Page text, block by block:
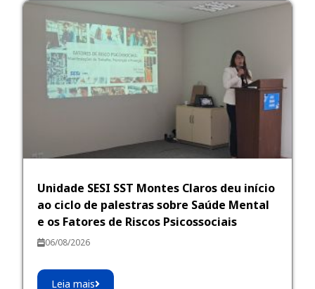
Unidade SESI SST Montes Claros deu início
ao ciclo de palestras sobre Saúde Mental
e os Fatores de Riscos Psicossociais
06/08/2026
Leia mais